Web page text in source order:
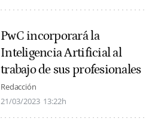
PwC incorporará la
Inteligencia Artificial al
trabajo de sus profesionales
Redacción
21/03/2023 13:22h